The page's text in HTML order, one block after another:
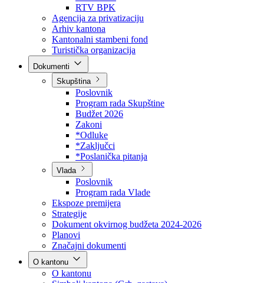
Direkcija za šumarstvo
Javna preduzeća
BPK šume
RTV BPK
Agencija za privatizaciju
Arhiv kantona
Kantonalni stambeni fond
Turistička organizacija
Skupština
Poslovnik
Program rada Skupštine
Budžet 2026
Zakoni
*Odluke
*Zaključci
*Poslanička pitanja
Vlada
Poslovnik
Program rada Vlade
Ekspoze premijera
Strategije
Dokument okvirnog budžeta 2024-2026
Planovi
Značajni dokumenti